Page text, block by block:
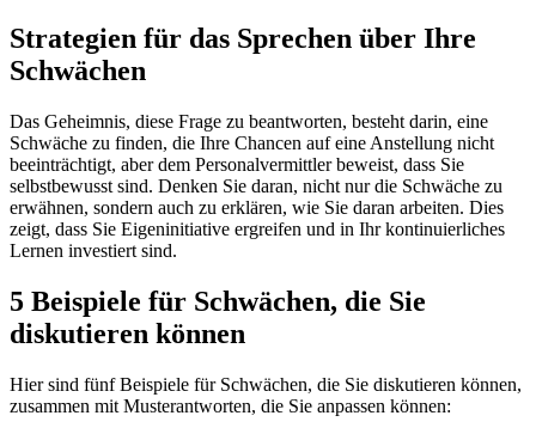
Strategien für das Sprechen über Ihre
Schwächen
Das Geheimnis, diese Frage zu beantworten, besteht darin, eine
Schwäche zu finden, die Ihre Chancen auf eine Anstellung nicht
beeinträchtigt, aber dem Personalvermittler beweist, dass Sie
selbstbewusst sind. Denken Sie daran, nicht nur die Schwäche zu
erwähnen, sondern auch zu erklären, wie Sie daran arbeiten. Dies
zeigt, dass Sie Eigeninitiative ergreifen und in Ihr kontinuierliches
Lernen investiert sind.
5 Beispiele für Schwächen, die Sie
diskutieren können
Hier sind fünf Beispiele für Schwächen, die Sie diskutieren können,
zusammen mit Musterantworten, die Sie anpassen können: